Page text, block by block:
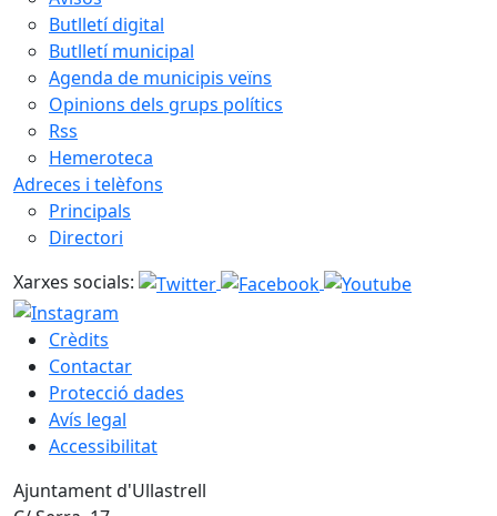
Butlletí digital
Butlletí municipal
Agenda de municipis veïns
Opinions dels grups polítics
Rss
Hemeroteca
Adreces i telèfons
Principals
Directori
Xarxes socials:
Crèdits
Contactar
Protecció dades
Avís legal
Accessibilitat
Ajuntament d'Ullastrell